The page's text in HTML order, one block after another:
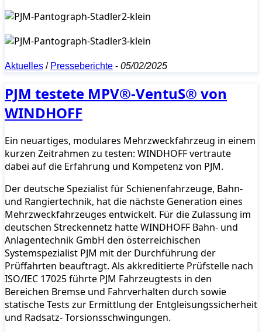
Aktuelles / Presseberichte - 05/02/2025
PJM testete MPV®-VentuS® von
WINDHOFF
Ein neuartiges, modulares Mehrzweckfahrzeug in einem
kurzen Zeitrahmen zu testen: WINDHOFF vertraute
dabei auf die Erfahrung und Kompetenz von PJM.
Der deutsche Spezialist für Schienenfahrzeuge, Bahn-
und Rangiertechnik, hat die nächste Generation eines
Mehrzweckfahrzeuges entwickelt. Für die Zulassung im
deutschen Streckennetz hatte WINDHOFF Bahn- und
Anlagentechnik GmbH den österreichischen
Systemspezialist PJM mit der Durchführung der
Prüffahrten beauftragt. Als akkreditierte Prüfstelle nach
ISO/IEC 17025 führte PJM Fahrzeugtests in den
Bereichen Bremse und Fahrverhalten durch sowie
statische Tests zur Ermittlung der Entgleisungssicherheit
und Radsatz- Torsionsschwingungen.